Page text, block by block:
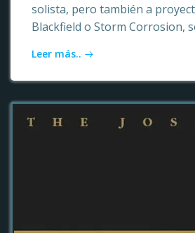
solista, pero también a
Blackfield o Storm Corrosion,
Leer más..